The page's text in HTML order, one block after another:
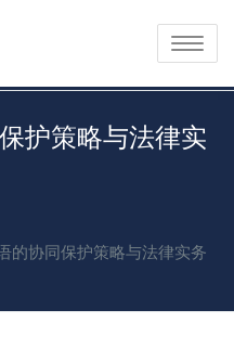
Toggle
护策略与法律实
的协同保护策略与法律实务​